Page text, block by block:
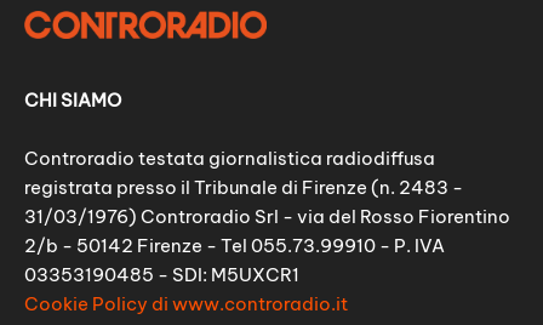
CHI SIAMO
Controradio testata giornalistica radiodiffusa
registrata presso il Tribunale di Firenze (n. 2483 -
31/03/1976) Controradio Srl - via del Rosso Fiorentino
2/b - 50142 Firenze - Tel 055.73.99910 - P. IVA
03353190485 - SDI: M5UXCR1
Cookie Policy di www.controradio.it